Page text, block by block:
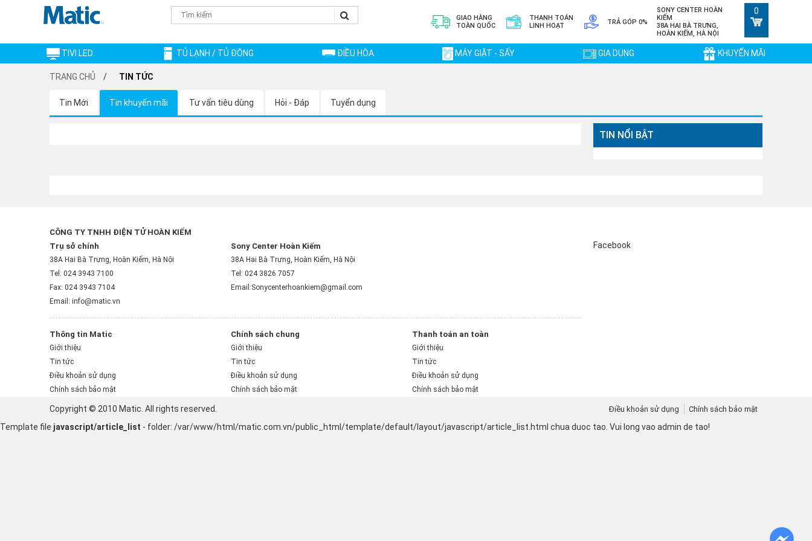
GIAO HÀNG
TOÀN QUỐC
THANH TOÁN
LINH HOẠT
TRẢ GÓP 0%
SONY CENTER HOÀN
KIẾM
38A HAI BÀ TRƯNG,
HOÀN KIẾM, HÀ NỘI
0
TIVI LED TỦ LẠNH / TỦ ĐÔNG ĐIỀU HÒA MÁY GIẶT - SẤY GIA DỤNG KHUYẾN MÃI
TRANG CHỦ TIN TỨC
Tin Mới Tin khuyến mãi Tư vấn tiêu dùng Hỏi - Đáp Tuyển dụng
TIN NỔI BẬT
CÔNG TY TNHH ĐIỆN TỬ HOÀN KIẾM
Trụ sở chính
38A Hai Bà Trưng, Hoàn Kiếm, Hà Nội
Tel: 024 3943 7100
Fax: 024 3943 7104
Email: info@matic.vn
Sony Center Hoàn Kiếm
38A Hai Bà Trưng, Hoàn Kiếm, Hà Nội
Tel: 024 3826 7057
Email:Sonycenterhoankiem@gmail.com
Thông tin Matic
Giới thiệu
Tin tức
Điều khoản sử dụng
Chính sách bảo mật
Chính sách chung
Giới thiệu
Tin tức
Điều khoản sử dụng
Chính sách bảo mật
Thanh toán an toàn
Giới thiệu
Tin tức
Điều khoản sử dụng
Chính sách bảo mật
Facebook
Copyright © 2010 Matic. All rights reserved. Điều khoản sử dụng Chính sách bảo mật
Template file javascript/article_list - folder: /var/www/html/matic.com.vn/public_html/template/default/layout/javascript/article_list.html chua duoc tao. Vui long vao admin de tao!